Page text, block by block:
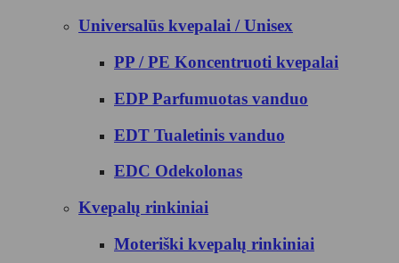
Universalūs kvepalai / Unisex
PP / PE Koncentruoti kvepalai
EDP Parfumuotas vanduo
EDT Tualetinis vanduo
EDC Odekolonas
Kvepalų rinkiniai
Moteriški kvepalų rinkiniai